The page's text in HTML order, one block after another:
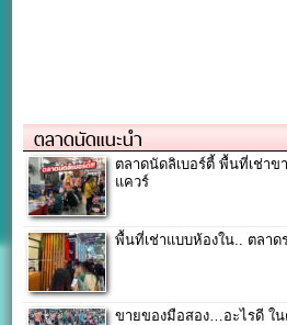
ตลาดนัดแนะนำ
ตลาดนัดลิเบอร์ตี้ พื้นที่เช่าข
แควร์
พื้นที่เช่าแบบห้องใน.. ตลาด
ขายของมือสอง…อะไรดี ใ